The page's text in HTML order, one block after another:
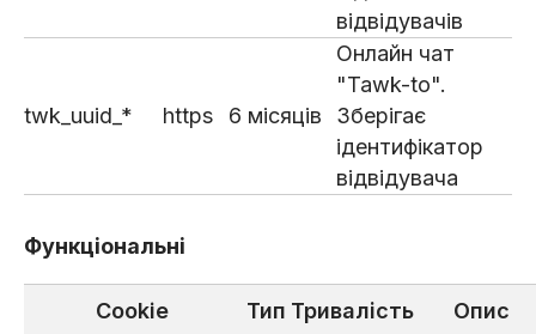
відвідувачів
twk_uuid_* https 6 місяців
Онлайн чат
"Tawk-to".
Зберігає
ідентифікатор
відвідувача
Функціональні
Cookie Тип Тривалість Опис